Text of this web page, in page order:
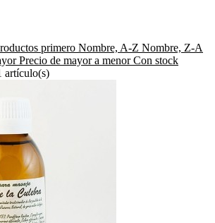
primero Nombre, A-Z Nombre, Z-A
Precio de mayor a menorCon stock
artículo(s)